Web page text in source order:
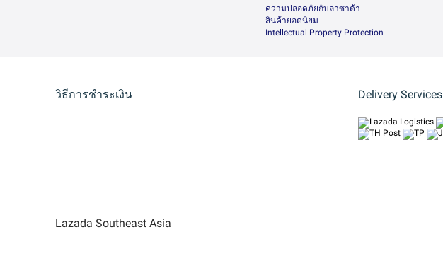
ความปลอดภัยกับลาซาด้า
สินค้ายอดนิยม
Intellectual Property Protection
วิธีการชำระเงิน Delivery Services
Lazada Southeast Asia